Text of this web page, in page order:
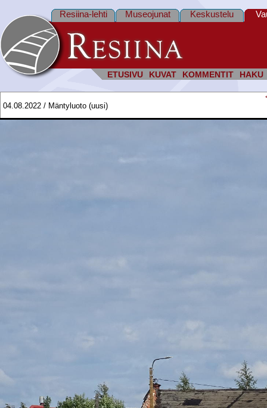
ETUSIVU KUVAT KOMMENTIT HAKU
Resiina-lehti Museojunat Keskustelu
04.08.2022 / Mäntyluoto (uusi)